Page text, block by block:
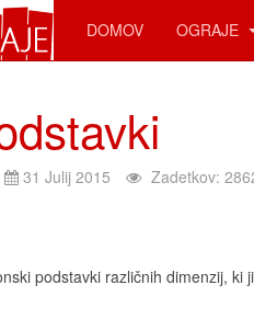
DOMOV OGRAJE
31 Julij 2015 Zadetkov:
podstavki različnih dimenzij, ki